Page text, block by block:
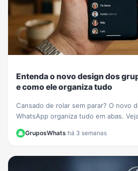
Entenda o novo design dos
e como ele organiza tudo
Cansado de rolar sem parar? O novo
WhatsApp organiza tudo em abas.
GruposWhats·há 3 semanas